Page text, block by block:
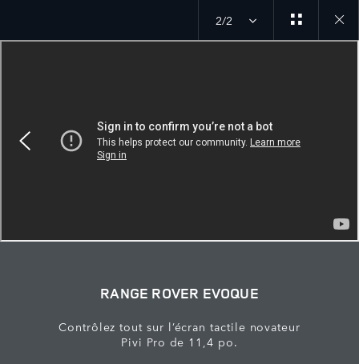
2/2
Close
RANGE ROVER EVOQUE
Contrôlez tout sur l’écran tactile novateur
Pivi Pro de 11,4 po.